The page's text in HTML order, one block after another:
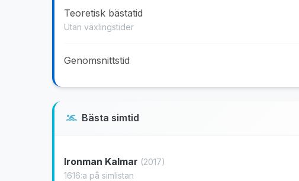
Teoretisk bästatid
Utan växlingstider
Genomsnittstid
Bästa simtid
Ironman Kalmar (2017)
1616:a på simlistan